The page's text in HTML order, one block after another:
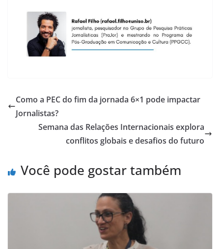
Como a PEC do fim da jornada 6×1 pode impactar
Jornalistas?
Semana das Relações Internacionais explora
conflitos globais e desafios do futuro
Você pode gostar também